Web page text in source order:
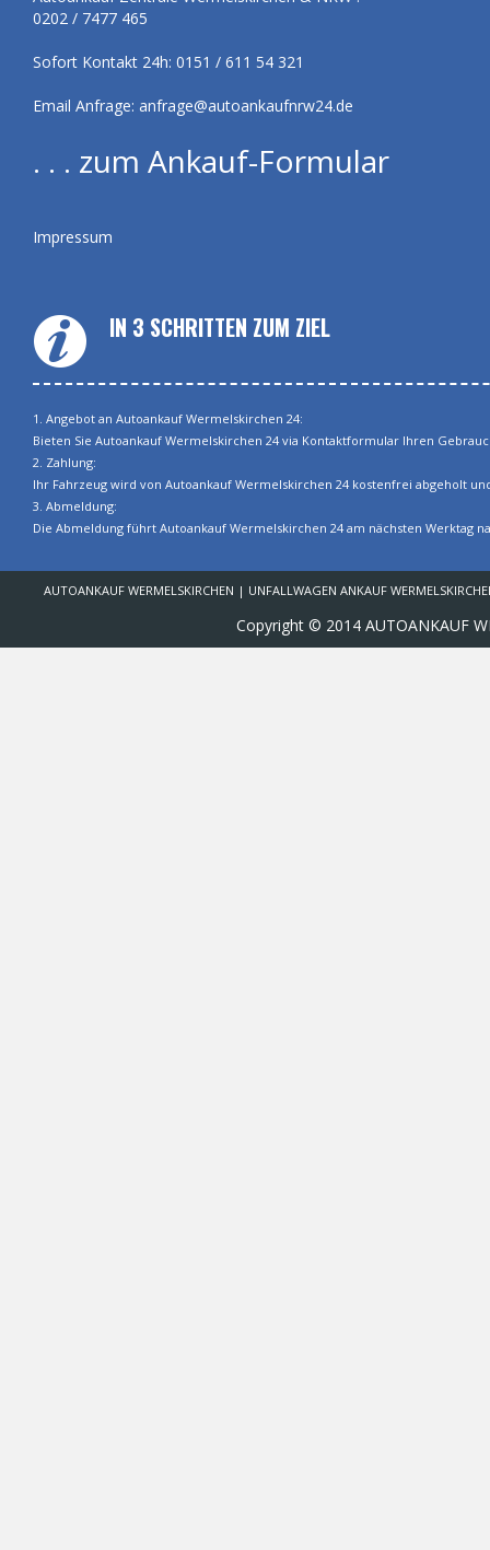
0202 / 7477 465
Sofort Kontakt 24h: 0151 / 611 54 321
Email Anfrage: anfrage@autoankaufnrw24.de
. . . zum Ankauf-Formular
Impressum
IN 3 SCHRITTEN ZUM ZIEL
1. Angebot an Autoankauf Wermelskirchen 24:
Bieten Sie Autoankauf Wermelskirchen 24 via Kontaktformular Ihren
2. Zahlung:
Ihr Fahrzeug wird von Autoankauf Wermelskirchen 24 kostenfrei abgeholt
3. Abmeldung:
Die Abmeldung führt Autoankauf Wermelskirchen 24 am nächsten Werktag
AUTOANKAUF WERMELSKIRCHEN | UNFALLWAGEN ANKAUF
Copyright © 2014 AUTOANKAUF